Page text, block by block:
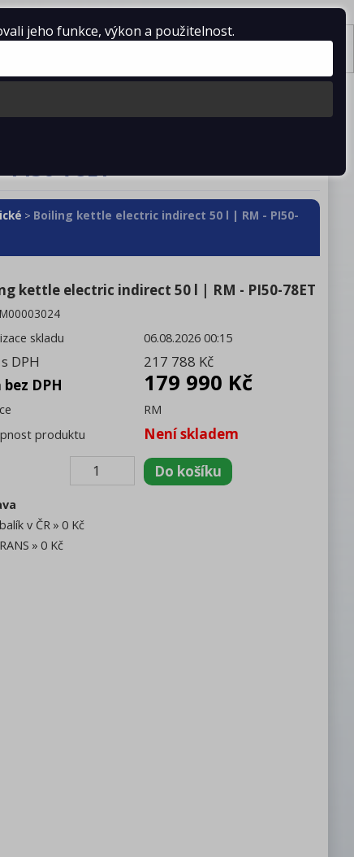
Kontakty
78ET
> Boiling kettle electric indirect 50 l | RM - PI50-
kettle electric indirect 50 l | RM - PI50-78ET
skladu
06.08.2026 00:15
DPH
217 788 Kč
bez DPH
179 990 Kč
RM
produktu
Není skladem
v ČR
0 Kč
0 Kč
jeho funkce, výkon a použitelnost.